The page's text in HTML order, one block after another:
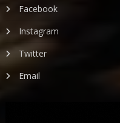
Facebook
Instagram
Twitter
Email